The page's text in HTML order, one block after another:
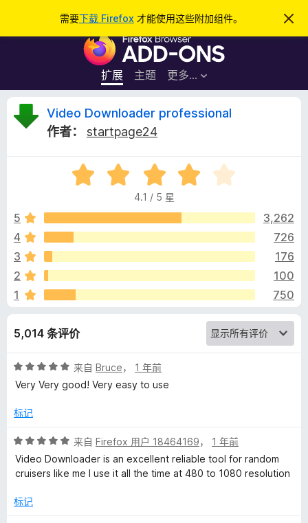
需要下载 Firefox 才能使用这些附加组件。
忽
此
F
r
e
o
x
览
器
附
加
件
扩展 主题 更多…
登录
V
e
o
D
w
n
o
a
Video Downloader professional
作者：
startpage24
评
分
.
/
4.1 / 5 星
5
3,262
4
726
3
176
2
100
1
750
5,014 条评价
评
分
/
来自 Bruce， 1 年前
Very Very good! Very easy to use
标记
评
分
5
5
来自 Firefox 用户 18464169， 1 年前
Video Downloader is an excellent reliable tool for random
cruisers like me I use it all the time at 480 to 1080 resolution
标记